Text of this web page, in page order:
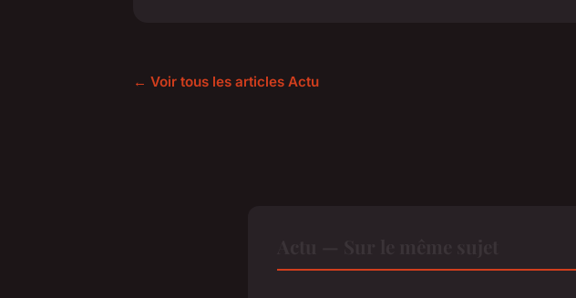
← Voir tous les articles Actu